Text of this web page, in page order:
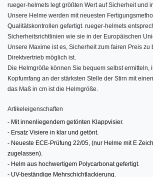
rueger-helmets legt größten Wert auf Sicherheit und
Unsere Helme werden mit neuesten
Qualitätskontrollen gefertigt. rueger-helmets
Sicherheitsrichtlinien wie sie in der Europäischen
Unsere Maxime ist es, Sicherheit zum fairen Preis zu
Direktvertrieb möglich ist.
Die Helmgröße können Sie bequem selbst ermitteln,
Kopfumfang an der stärksten Stelle der Stirn mit
das Maß in cm ist die Helmgröße.
Artikeleigenschaften
- Mit innenliegendem getönten Klappvisier.
- Ersatz Visiere in klar und getönt.
- Neueste ECE-Prüfung 22/05, (nur Helme mit E
zugelassen).
- Helm aus hochwertigem Polycarbonat gefertigt.
- UV-beständige Mehrschichtlackierung.